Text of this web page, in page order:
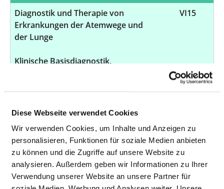
Diese Webseite verwendet Cookies
Wir verwenden Cookies, um Inhalte und Anzeigen zu
personalisieren, Funktionen für soziale Medien anbieten
zu können und die Zugriffe auf unsere Website zu
analysieren. Außerdem geben wir Informationen zu Ihrer
Verwendung unserer Website an unsere Partner für
Diagnostik und Therapie von
Erkrankungen der Atemwege und
der Lunge
Klinische Basisdiagnostik,
medikamentöse Behandlung,
Bronchoskopie.
VI15
Diagnostik und Therapie von
Krankheiten der Pleura
VI16